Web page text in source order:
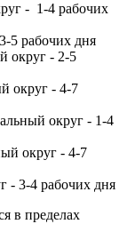
- 1-4 рабочих
5 рабочих дня
округ - 2-5
округ - 4-7
округ - 1-4
округ - 4-7
- 3-4 рабочих дня
в пределах